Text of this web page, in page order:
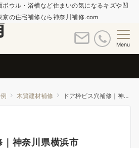
ウル・浴槽など住まいの気になるキズや凹
の住宅補修なら神奈川補修.com
Menu
木質建材補修 ドア枠ビス穴補修｜神奈川県横浜市
｜神奈川県横浜市